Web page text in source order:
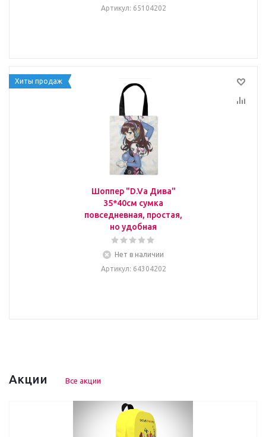
Артикул: 65104202
Хиты продаж
Шоппер "D.Va Дива"
35*40см сумка
повседневная, простая,
но удобная
Нет в наличии
Артикул: 64304202
Акции Все акции